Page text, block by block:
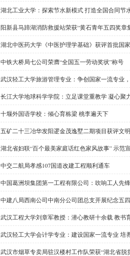
湖北工业大学：探索节水新模式 打造全国合同节
阳新县马蹄湖消防救援站荣获“黄石青年五四奖章
湖北中医药大学《中医护理学基础》获评首批国
中铁大桥局七公司荣膺“全国五一劳动奖状”称号
武汉轻工大学旅游管理专业：争创国家一流专业
长江大学地球科学学院：立足课堂重教学 凝心聚
十堰外国语学校：倾心育栋梁 桃李遍天下
五矿二十三冶华发阳逻金茂逸墅二期项目获评文
湖北省妇联“百个最美家庭话红色家风故事” 示范
中交二航局孝感107国道改建工程顺利通车
中国葛洲坝集团第一工程有限公司：吹响工人先
中建八局西南公司中南分公司团总支开展纪念五
武汉工程大学刘章军教授：潜心教研十余载 教书
武汉轻工大学会计学专业：建设国家一流专业 培
武汉市烟草专卖局驻汉楼村工作队荣获“湖北省脱